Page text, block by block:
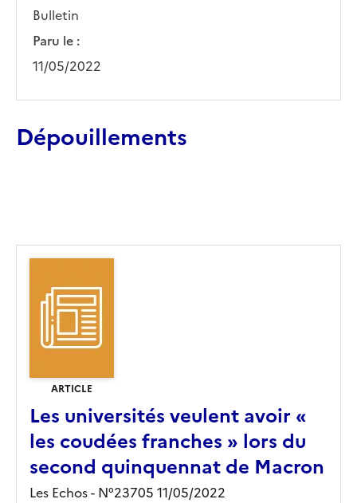
Bulletin
Paru le :
11/05/2022
Dépouillements
ARTICLE
Les universités veulent avoir «
les coudées franches » lors du
second quinquennat de Macron
Les Echos - N°23705 11/05/2022